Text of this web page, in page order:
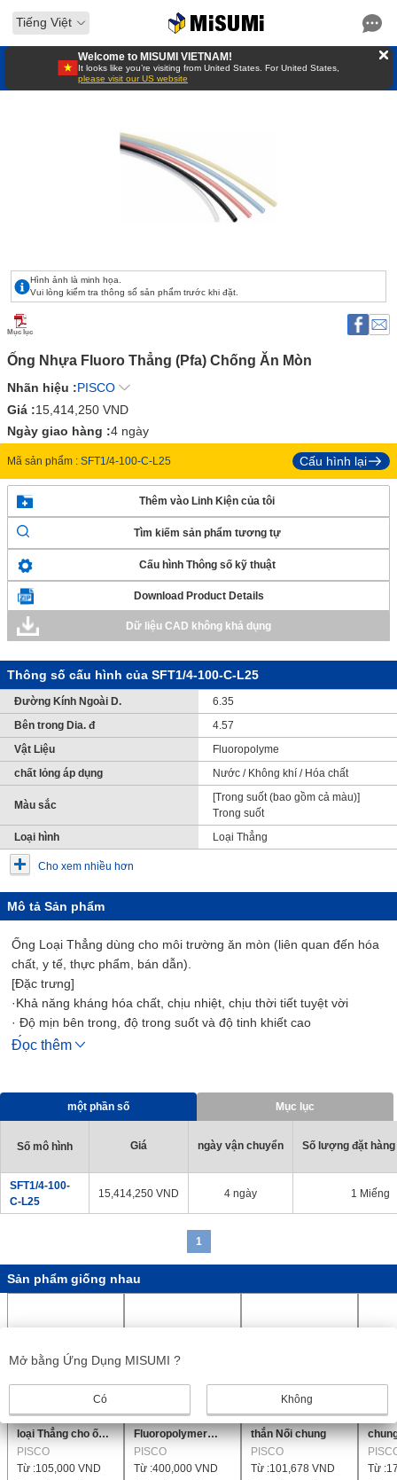
Tiếng Việt
Welcome to MISUMI VIETNAM!
It looks like you’re visiting from United States. For United States,
please visit our US website
Hình ảnh là minh họa.
Vui lòng kiểm tra thông số sản phẩm trước khi đặt.
Mục lục
Ống Nhựa Fluoro Thẳng (Pfa) Chống Ăn Mòn
Nhãn hiệu :PISCO
Giá :15,414,250 VND
Ngày giao hàng :4 ngày
Mã sản phẩm : SFT1/4-100-C-L25 Cấu hình lại
Thêm vào Linh Kiện của tôi
Tìm kiếm sản phẩm tương tự
Cấu hình Thông số kỹ thuật
Download Product Details
Dữ liệu CAD không khả dụng
Thông số cấu hình của SFT1/4-100-C-L25
Đường Kính Ngoài D.
6.35
Bên trong Dia. đ
4.57
Vật Liệu
Fluoropolyme
chất lỏng áp dụng
Nước / Không khí / Hóa chất
Màu sắc
[Trong suốt (bao gồm cả màu)]
Trong suốt
Loại hình
Loại Thẳng
Cho xem nhiều hơn
Mô tả Sản phẩm
Ống Loại Thẳng dùng cho môi trường ăn mòn (liên quan đến hóa
chất, y tế, thực phẩm, bán dẫn).
[Đặc trưng]
·Khả năng kháng hóa chất, chịu nhiệt, chịu thời tiết tuyệt vời
· Độ mịn bên trong, độ trong suốt và độ tinh khiết cao
[Ứng Dụng]
Đọc thêm
một phần số Mục lục
Số mô hình Giá ngày vận chuyển Số lượng đặt
SFT1/4-100-
C-L25
15,414,250 VND 4 ngày 1 Miếng
1
Sản phẩm giống nhau
Nối chân không
loại Thẳng cho ống
chân không chung
PISCO
Từ :105,000 VND
Ống Nối
Fluoropolymer
(FEP) (Thạch
Thẳng)
PISCO
Từ :400,000 VND
Loại nylon Thẳng
thắn Nối chung
PISCO
Từ :101,678 VND
Loại
Từ :
Mở bằng Ứng Dụng MISUMI ?
Có Không